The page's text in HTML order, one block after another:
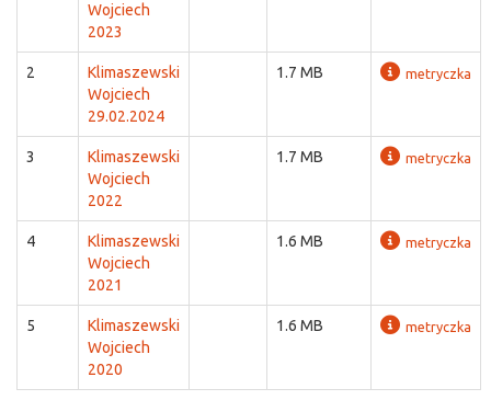
Wojciech
2023
2
Klimaszewski
Wojciech
29.02.2024
1.7 MB metryczka
3
Klimaszewski
Wojciech
2022
1.7 MB metryczka
4
Klimaszewski
Wojciech
2021
1.6 MB metryczka
5
Klimaszewski
Wojciech
2020
1.6 MB metryczka